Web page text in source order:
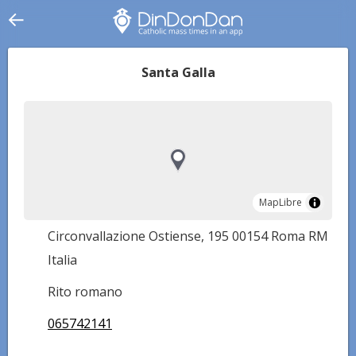
Santa Galla
MapLibre
MapLibre
Circonvallazione Ostiense, 195 00154 Roma RM
Italia
Rito romano
065742141